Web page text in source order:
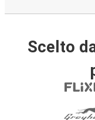
Scelto